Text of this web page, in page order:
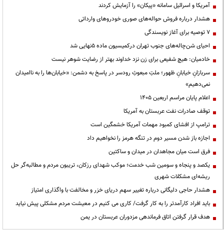
آمریکا و اسرائیل سامانه «پیکان» را آزمایش کردند
هشدار درباره فروش حواله‌های صوری خودروهای وارداتی
۷ توصیه برای آغاز نویسندگی
احیای شن‌چاله‌های جنوب تهران درکمیسیون ماده ۵نهایی شد
خادمیان: هیچ شفیعی برای زن نزد خداوند بهتر از رضایت شوهر نیست
سربازانِ خیابانِ ظهور؛ ملتِ مبعوثِ رودسر در پاسخ به دشمن: «خیابان‌ها را به ناامیدان
نمی‌دهیم»
اعلام پایان مراسم اربعین ۱۴۰۵
توقف صادرات نفت عربستان به آمریکا
ترامپ از افشای کمبود مهمات آمریکا خشمگین است
اجازه باز شدن مسیر دوم در تنگه هرمز را نخواهیم داد
فرق است میان مجاهدان در میدان و ساکتین
یکصد و پنجاه و سومین شب خدمت؛ موکب شهدای رزکان، تریبون مردم و مطالبه‌گر حل
ریشه‌ای مشکلات شهری
هشدار حاجی دلیگانی درباره تغییر سهم دریای خزر و مخالفت با واگذاری امتیاز
باید افراد کارآمدتر را به کار گرفت/ کاری می کنیم در معیشت مردم مشکلی پیش نیاید
هدف قرار گرفتن اتاق‌ فرماندهی مزدوران عربستان در یمن